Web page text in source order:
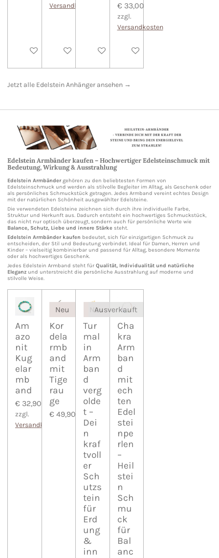
In den Warenkorb
Versandkosten
In den WarenkorbIn den Warenkorb
€ 33,00
zzgl.
Versandkosten
In den Warenkorb
Jetzt alle Edelstein Anhänger ansehen →
Edelstein Armbänder kaufen – Hochwertiger Edelsteinschmuck mit
Bedeutung, Wirkung & Ausstrahlung
Edelstein Armbändergehören zu den beliebtesten Formen von
Edelsteinschmuck und werden als stilvolle Begleiter im Alltag, als Geschenk oder
als persönliches Schmuckstück getragen. Jedes Armband vereint echtes Design
mit der natürlichen Schönheit ausgewählter Edelsteine.
Die verwendeten Edelsteine zeichnen sich durch ihre individuelle Farbe,
Struktur und Herkunft aus. Dadurch entsteht ein hochwertiges Schmuckstück,
das nicht nur optisch überzeugt, sondern auch für persönliche Werte wie
Balance, Schutz, Liebe und innere Stärke steht.
Edelstein Armbänder kaufen bedeutet, sich für einzigartigen Schmuck zu
entscheiden, der Stil und Bedeutung verbindet. Ideal für Damen, Herren und
Kinder – vielseitig kombinierbar und passend für Alltag, besondere Momente
oder als hochwertiges Geschenk.
Jedes Edelstein Armband steht für Qualität, Individualität und natürliche
Eleganz und unterstreicht die persönliche Ausstrahlung auf moderne und
stilvolle Weise.
Am
azo
nit
Kug
elar
mb
and
€ 32,90
zzgl.
Versandkosten
Neu
Kor
dela
rmb
and
mit
Tige
rau
ge
€ 49,90
Neu
Tur
mal
in
Arm
ban
d
verg
olde
t –
Dei
n
kraf
tvoll
er
Sch
utzs
tein
für
Erd
ung
&
inn
Ausverkauft
Cha
kra
Arm
ban
d
mit
ech
ten
Edel
stei
npe
rlen
–
Heil
stei
n
Sch
mu
ck
für
Bal
anc